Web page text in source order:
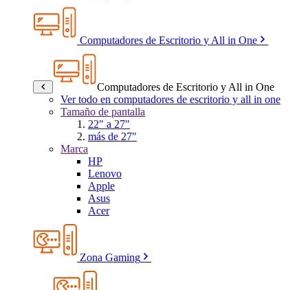
Computadores de Escritorio y All in One
Computadores de Escritorio y All in One
Ver todo en computadores de escritorio y all in one
Tamaño de pantalla
22" a 27"
más de 27"
Marca
HP
Lenovo
Apple
Asus
Acer
Zona Gaming